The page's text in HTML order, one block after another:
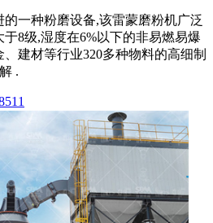
一种粉磨设备,该雷蒙磨粉机广泛
8级,湿度在6%以下的非易燃易爆
建材等行业320多种物料的高细制
.